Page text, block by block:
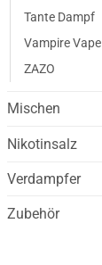
Tante Dampf
Vampire Vape
ZAZO
Mischen
Nikotinsalz
Verdampfer
Zubehör